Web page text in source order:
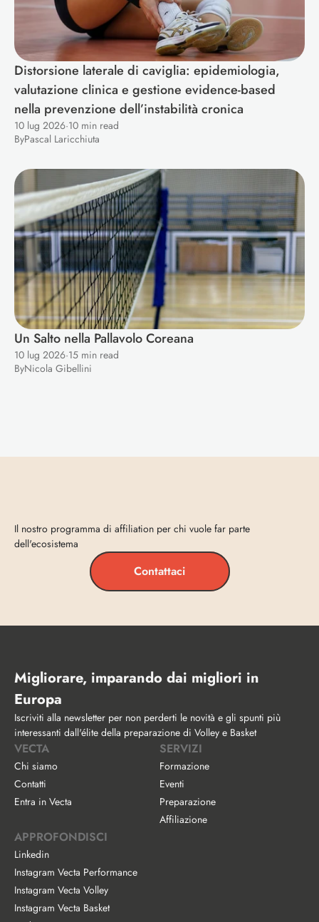
Distorsione laterale di caviglia: epidemiologia,
valutazione clinica e gestione evidence-based
nella prevenzione dell’instabilità cronica
10 lug 2026·10 min read
ByPascal Laricchiuta
Un Salto nella Pallavolo Coreana
10 lug 2026·15 min read
ByNicola Gibellini
Il nostro programma di affiliation per chi vuole far parte
dell'ecosistema
Contattaci
Migliorare, imparando dai migliori in
Europa
Iscriviti alla newsletter per non perderti le novità e gli spunti più
interessanti dall'élite della preparazione di Volley e Basket
VECTA
Chi siamo
Contatti
Entra in Vecta
SERVIZI
Formazione
Eventi
Preparazione
Affiliazione
APPROFONDISCI
Linkedin
Instagram Vecta Performance
Instagram Vecta Volley
Instagram Vecta Basket